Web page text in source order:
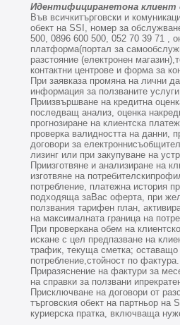
Идентифициранетона клиент
Във всичкитърговски и
обект на SSI, номер за
500, 0896 600 500, 052 70 39 71 ,
платформа(портал за
разстояние (електронен
контактни центрове и форма за
При заявказа промяна на лични
информация за ползваните
Приизвършване на кредитна
последващ анализ, оценка
прогнозиране на клиентска
проверка валидността на данни,
договори за
лизинг или при закупуване на
Приизготвяне и анализиране на
изготвяне на
потребление, платежна история
подходяща заВас оферта, при
ползвания тарифен план,
на максималната граница на
При проверкана обем на
искане с цел предпазване на
трафик, текуща сметка;
потребление,стойност по фактура.
Приразяснение на фактури за
на справки за ползвани
Присключване на договори от
търговския обект на партньор на
куриерска пратка, включваща